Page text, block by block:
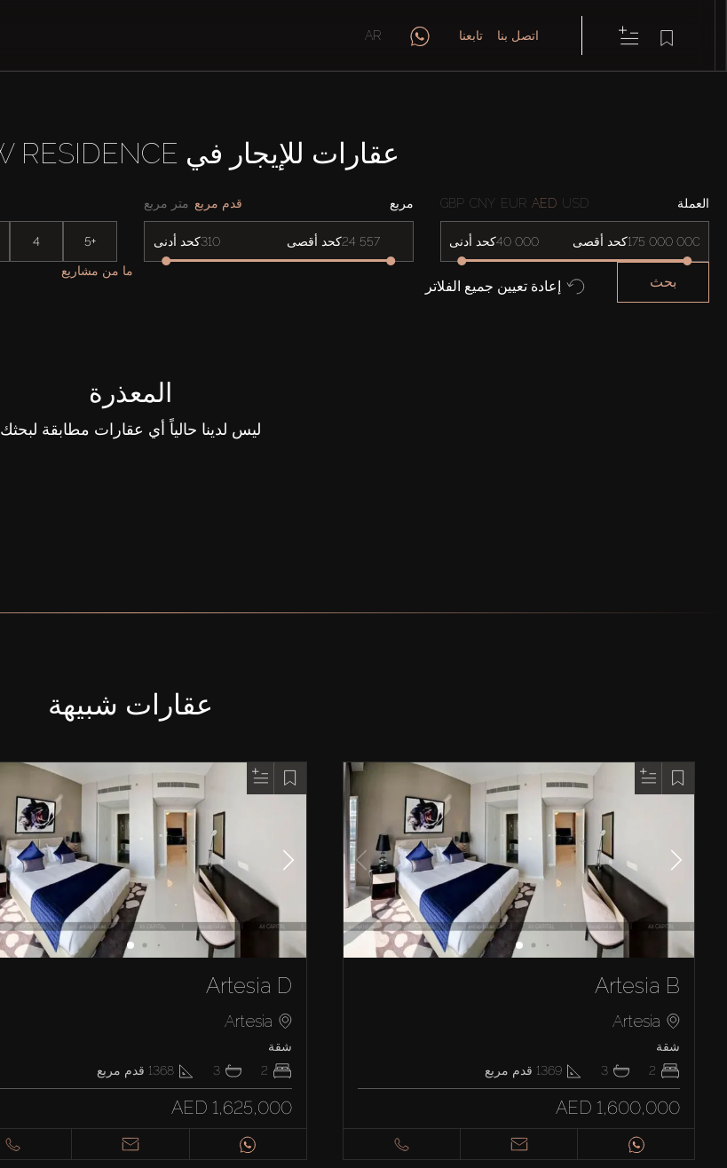
AR تابعنا اتصل بنا
عقارات للإيجار في GOLF VIEW RESIDENCE
4 5+
مربع متر مربع قدم مربع
كحد أدنى كحد أقصى
العملة GBP CNY EUR AED USD
كحد أدنى كحد أقصى
ما من مشاريع
إعادة تعيين جميع الفلاتر بحث
المعذرة
ليس لدينا حالياً أي عقارات مطابقة لبحثك
عقارات شبيهة
Artesia D
Artesia
شقة
2
3
1368 قدم مربع
AED 1,625,000
Artesia B
Artesia
شقة
2
3
1369 قدم مربع
AED 1,600,000